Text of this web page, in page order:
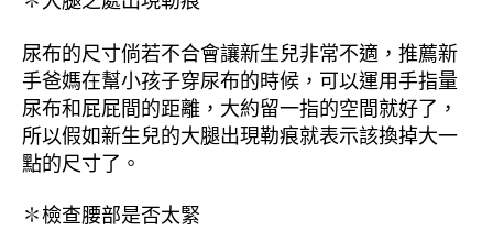
尿布的尺寸倘若不合會讓新生兒非常不適，推薦新
手爸媽在幫小孩子穿尿布的時候，可以運用手指量
尿布和屁屁間的距離，大約留一指的空間就好了，
所以假如新生兒的大腿出現勒痕就表示該換掉大一
點的尺寸了。
✽檢查腰部是否太緊